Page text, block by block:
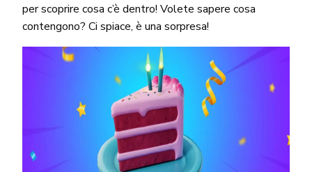
per scoprire cosa c’è dentro! Volete sapere cosa
contengono? Ci spiace, è una sorpresa!